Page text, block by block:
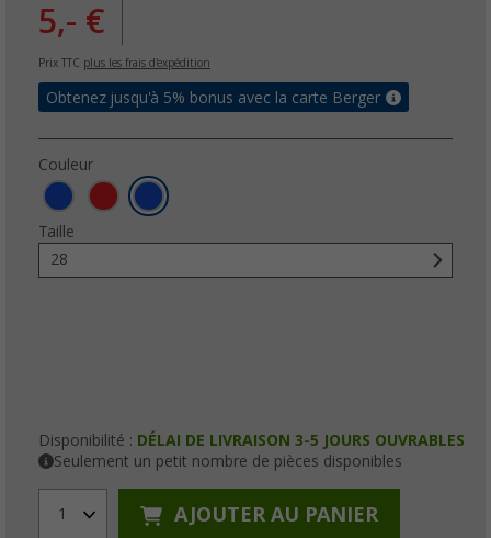
5,- €
Prix TTC plus les frais d'expédition
Obtenez jusqu'à 5% bonus avec la carte Berger
Couleur
Taille
28
Disponibilité : DÉLAI DE LIVRAISON 3-5 JOURS OUVRABLES
Seulement un petit nombre de pièces disponibles
1 AJOUTER AU PANIER